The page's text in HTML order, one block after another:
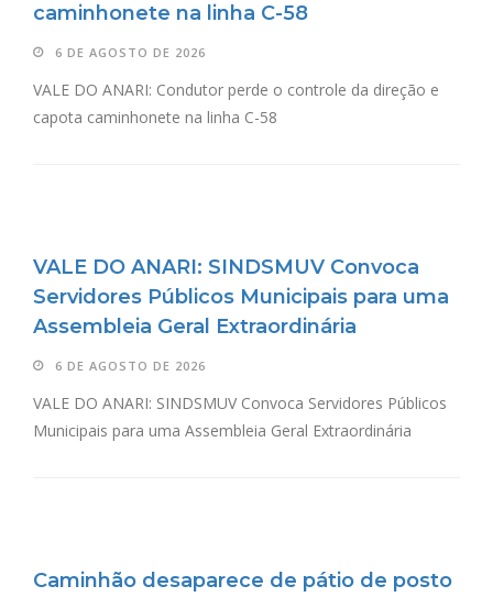
caminhonete na linha C-58
6 DE AGOSTO DE 2026
VALE DO ANARI: Condutor perde o controle da direção e
capota caminhonete na linha C-58
VALE DO ANARI: SINDSMUV Convoca
Servidores Públicos Municipais para uma
Assembleia Geral Extraordinária
6 DE AGOSTO DE 2026
VALE DO ANARI: SINDSMUV Convoca Servidores Públicos
Municipais para uma Assembleia Geral Extraordinária
Caminhão desaparece de pátio de posto